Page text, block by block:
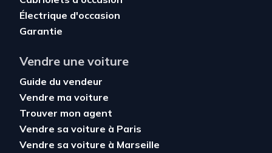
Électrique d'occasion
Garantie
Vendre une voiture
Guide du vendeur
Vendre ma voiture
Trouver mon agent
Vendre sa voiture à Paris
Vendre sa voiture à Marseille